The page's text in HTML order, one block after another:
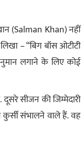
(Salman Khan) नहीं
– “बिग बॉस ओटीटी
लगाने के लिए कोई
सीजन की जिम्मेदारी
संभालने वाले हैं. वह